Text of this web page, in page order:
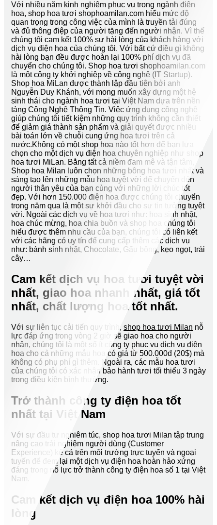
Với nhiều năm kinh nghiệm phục vụ trong ngành điện
hoa, shop hoa tươi shophoamilan.com hiểu mức độ
quan trọng trong công việc của mình là truyền tải đúng
và đủ thông điệp của người tặng đến người nhận. Vì thế
chúng tôi cam kết 100% sự hài lòng của khách hàng với
dịch vụ điện hoa của chúng tôi. Với bất cứ điều gì không
hài lòng bạn đều được hoàn lại 100% phí dịch vụ đã
chuyển cho chúng tôi. Shop hoa tươi shophoamilan.com
là một công ty khởi nghiệp về công nghệ (IT Startup).
Shop hoa MiLan được thành lập đầu tiên bởi anh
Nguyễn Duy Khánh, với mong muốn xây dựng một hệ
sinh thái cho ngành hoa tươi tại Việt Nam dựa trên nền
tảng Công Nghệ Thông Tin. Việc ứng dụng công nghệ
giúp chúng tôi tiết kiệm những quy trình không cần thiết
để giảm giá thành sản phẩm và giải quyết được nhiều
bài toán lớn về chuỗi cung ứng hoa tươi trên cả
nước.Không có một shop hoa nào tốt hơn để bạn lựa
chọn cho một dịch vụ điện hoa chuyên nghiệp như shop
hoa tươi MiLan. Bằng tất cả niềm đam mê và tận tâm,
Shop hoa Milan luôn chọn những bông hoa tươi nhất và
sáng tạo lên những mẫu hoa tuyệt vời để chuyển đến
người thân yêu của bạn cùng với những lời chúc tốt
đẹp. Với hơn 150.000 điện hoa được chúng tôi chuyển
trong năm qua là một sự khởi đầu cho sự tin tưởng tuyệt
vời. Ngoài các dịch vụ về hoa tươi như: hoa sinh nhật,
hoa chúc mừng, hoa chia buồn và shop hoa chúng tôi
hiểu được thêm nhu cầu của bạn, chúng tôi có liên kết
với các hãng có uy tín để cung cấp thêm các dịch vụ
như: bánh sinh nhật, Chocolate, Gấu bông, kẹo ngọt, trái
cây…
Cam kết dịch vụ hoa tươi tuyệt vời
nhất, giao hoa nhanh nhất, giá tốt
nhất, chất lượng hoa tốt nhất.
Với sự liên tục cải tiến quy trình, shop hoa tươi Milan nỗ
lực đáp ứng trong vòng 2 giờ sẽ giao hoa cho người
nhận, chúng tôi là một số ít công ty phục vụ dịch vụ điện
hoa cho cả những mẫu hoa có giá từ 500.000đ (20$) mà
không có phụ phí gì thêm. Ngoài ra, các mẫu hoa tươi
của chúng tôi có xác nhận bảo hành tươi tối thiểu 3 ngày
trong điều kiện bình thường.
Trở thành công ty điện hoa tốt
nhất tại Việt Nam
Với sự đầu tư nghiêm túc, shop hoa tươi Milan tập trung
nâng cao trải nghiệm người dùng (Customer
Experience) kể cả trên môi trường trực tuyến và ngoại
tuyến để đem lại một dịch vụ điện hoa hoàn hảo xứng
đáng trong nỗ lực trở thành công ty điện hoa số 1 tại Việt
Nam.
Cam kết dịch vụ điện hoa 100% hài
lòng